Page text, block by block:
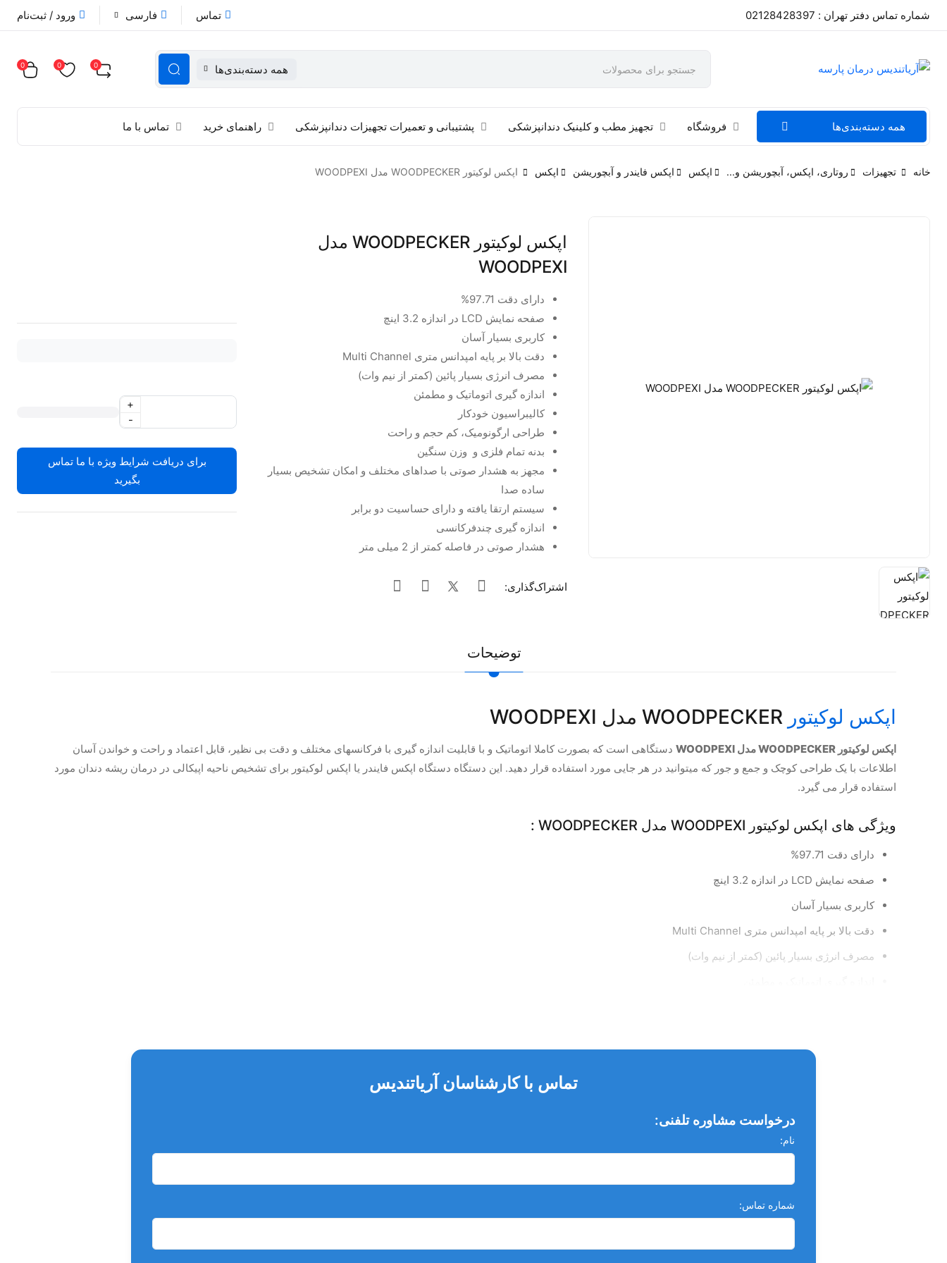
شماره تماس دفتر تهران : 02128428397 تماس فارسی ورود / ثبت‌نام
همه دسته‌بندی‌ها 0
0
0
همه دسته‌بندی‌ها فروشگاه تجهیز مطب و کلینیک دندانپزشکی پشتیبانی و تعمیرات تجهیزات دندانپزشکی راهنمای خرید تماس با ما
خانه تجهیزات روتاری، اپکس، آبچوریشن و... اپکس اپکس فایندر و آبچوریشن اپکس اپکس لوکیتور WOODPECKER مدل WOODPEXI
اپکس لوکیتور WOODPECKER مدل
WOODPEXI
دارای دقت 97.71%
صفحه نمایش LCD در اندازه 3.2 اینچ
کاربری بسیار آسان
دقت بالا بر پایه امپدانس متری Multi Channel
مصرف انرژی بسیار پائین (کمتر از نیم وات)
اندازه گیری اتوماتیک و مطمئن
کالیبراسیون خودکار
طراحی ارگونومیک، کم حجم و راحت
بدنه تمام فلزی و وزن سنگین
مجهز به هشدار صوتی با صداهای مختلف و امکان تشخیص بسیار
ساده صدا
سیستم ارتقا یافته و دارای حساسیت دو برابر
اندازه گیری چندفرکانسی
هشدار صوتی در فاصله کمتر از 2 میلی متر
اشتراک‌گذاری:
-
+
برای دریافت شرایط ویژه با ما تماس
بگیرید
توضیحات
اپکس لوکیتور
اپکس لوکیتور WOODPECKER مدل WOODPEXI
دستگاهی است که بصورت کاملا اتوماتیک و با قابلیت اندازه گیری با فرکانسهای مختلف و دقت بی نظیر، قابل اعتماد و راحت و خواندن آسان
اطلاعات با یک طراحی کوچک و جمع و جور که میتوانید در هر جایی مورد استفاده قرار دهید. این دستگاه دستگاه اپکس فایندر یا اپکس لوکیتور برای تشخیص ناحیه اپیکالی در درمان ریشه دندان مورد
استفاده قرار می گیرد.
ویژگی های اپکس لوکیتور WOODPEXI مدل WOODPECKER :
دارای دقت 97.71%
صفحه نمایش LCD در اندازه 3.2 اینچ
کاربری بسیار آسان
دقت بالا بر پایه امپدانس متری Multi Channel
مصرف انرژی بسیار پائین (کمتر از نیم وات)
بدنه تمام فلزی و وزن سنگین
مجهز به هشدار صوتی با صداهای مختلف و امکان تشخیص بسیار ساده صدا
الگوریتم نوآورانه اندازه گیری
اندازه گیری چندفرکانسی
هشدار صوتی در فاصله کمتر از 2 میلی متر
امکان استفاده به میزان 7 الی 8 ساعت کار مداوم با یکبار شارژ کامل (مصرف بسیار پایین انرژی)
تماس با کارشناسان آریاتندیس
درخواست مشاوره تلفنی:
نام:
شماره تماس: